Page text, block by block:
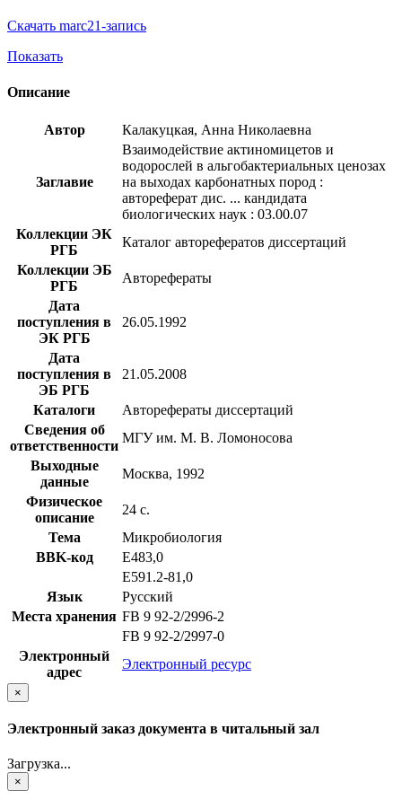
Скачать marc21-запись
Показать
Описание
Автор Калакуцкая, Анна Николаевна
Заглавие
Взаимодействие актиномицетов и
водорослей в альгобактериальных ценозах
на выходах карбонатных пород :
автореферат дис. ... кандидата
биологических наук : 03.00.07
Коллекции ЭК
РГБ
Каталог авторефератов диссертаций
Коллекции ЭБ
РГБ
Авторефераты
Дата
поступления в
ЭК РГБ
26.05.1992
Дата
поступления в
ЭБ РГБ
21.05.2008
Каталоги
Авторефераты диссертаций
Сведения об
ответственности
МГУ им. М. В. Ломоносова
Выходные
данные
Москва, 1992
Физическое
описание
24 с.
Тема
Микробиология
BBK-код
Е483,0
Е591.2-81,0
Язык
Русский
Места хранения FB 9 92-2/2996-2
FB 9 92-2/2997-0
Электронный
адрес
Электронный ресурс
×
Электронный заказ документа в читальный зал
Загрузка...
×